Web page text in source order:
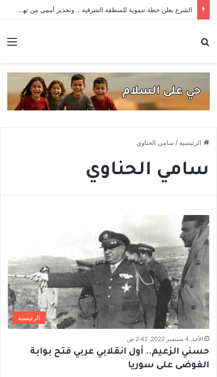
الشرع يعلن خطة تنموية للمنطقة الشرقية .. وتحذير أممي من تهديدات داعش _ حصاد الأسبوع
الرئيسية / سامي الحناوي
سامي الحناوي
الرئيسية
الأحد, 4 سبتمبر 2022, 2:42 ص
حسني الزعيم.. أول انقلابي عربي فتح بوابة
الفوضى على سوريا